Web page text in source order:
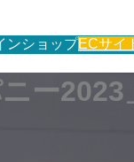
ンショップECサイ
ー2023